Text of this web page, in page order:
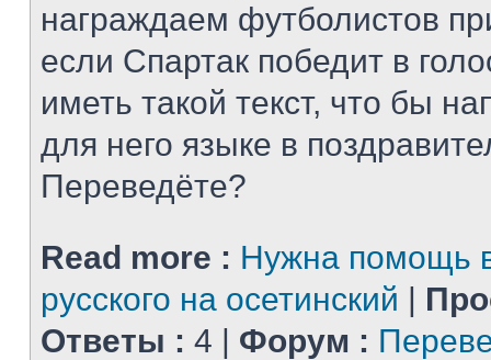
награждаем футболистов
если Спартак победит в
иметь такой текст, что бы
для него языке в
Переведёте?
Read more : Нужна помощь
русского на осетинский |
Ответы : 4 | Форум :